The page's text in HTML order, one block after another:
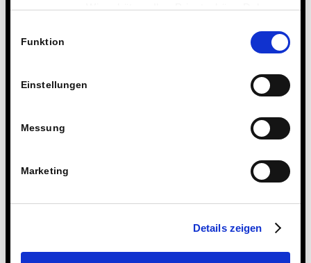
anzupassen. Wir schätzen Ihre Privatsphäre. Daher
Technologien.
Funktion
Einstellungen
Messung
Marketing
Details zeigen